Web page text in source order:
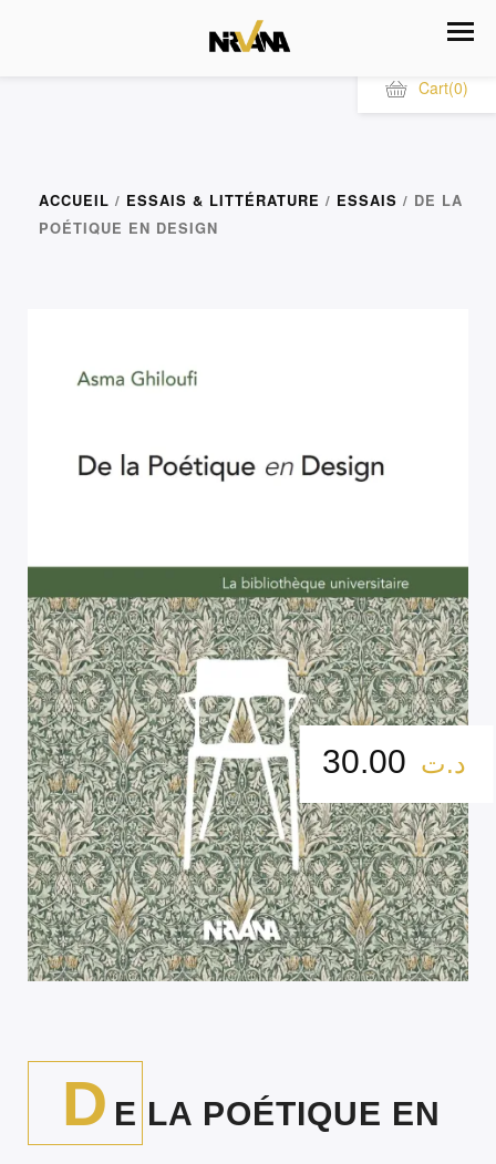
Cart(0)
ACCUEIL / ESSAIS & LITTÉRATURE / ESSAIS / DE LA
POÉTIQUE EN DESIGN
د.ت
D E LA POÉTIQUE EN